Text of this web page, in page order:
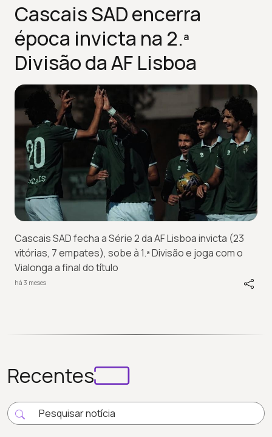
Cascais SAD encerra
época invicta na 2.ª
Divisão da AF Lisboa
Cascais SAD fecha a Série 2 da AF Lisboa invicta (23
vitórias, 7 empates), sobe à 1.ª Divisão e joga com o
Vialonga a final do título
há 3 meses
Recentes